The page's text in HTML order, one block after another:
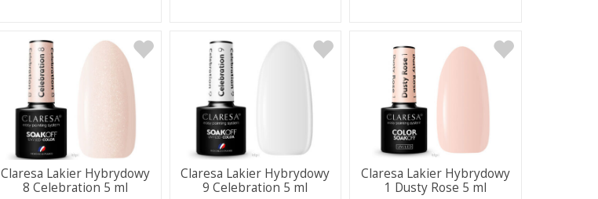
Claresa Lakier Hybrydowy
8 Celebration 5 ml
Claresa Lakier Hybrydowy
9 Celebration 5 ml
Claresa Lakier Hybrydowy
1 Dusty Rose 5 ml